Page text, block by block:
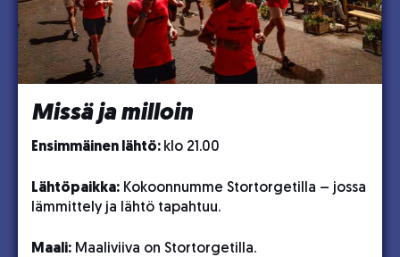
Missä ja milloin
Ensimmäinen lähtö: klo 21.00
Lähtöpaikka: Kokoonnumme Stortorgetilla – jossa
lämmittely ja lähtö tapahtuu.
Maali: Maaliviiva on Stortorgetilla.